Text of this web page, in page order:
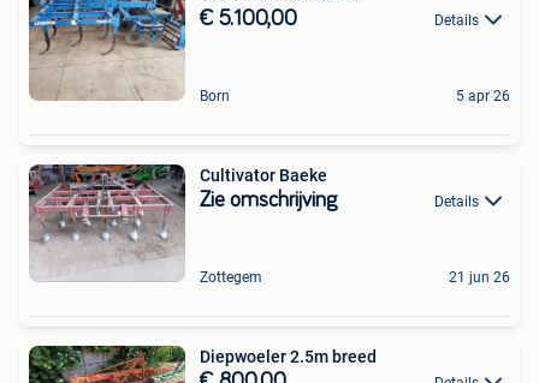
€ 5.100,00 Details
Born 5 apr 26
Cultivator Baeke
Zie omschrijving Details
Zottegem 21 jun 26
Diepwoeler 2.5m breed